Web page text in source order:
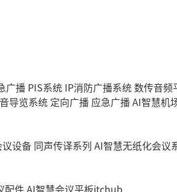
广播 PIS系统 IP消防广播系统数传音频
导览系统 定向广播 应急广播AI智慧机
设备 同声传译系列 AI智慧无纸化会议
配件AI智慧会议平板itchub